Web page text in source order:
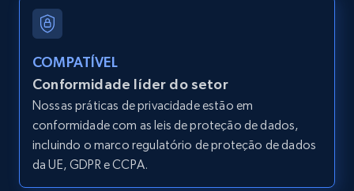
URL
URL, ID, User id, Use url, Title, Headline, Post
11.3K+ 1.5K+ Comece grátis
LinkedIn posts - Discover posts by Profile
COMPATÍVEL
Conformidade líder do setor
Nossas práticas de privacidade estão em
conformidade com as leis de proteção de dados,
incluindo o marco regulatório de proteção de dados
da UE, GDPR e CCPA.